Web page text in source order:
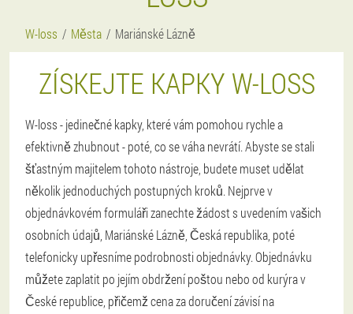
W-loss Města Mariánské Lázně
ZÍSKEJTE KAPKY W-LOSS
W-loss - jedinečné kapky, které vám pomohou rychle a
efektivně zhubnout - poté, co se váha nevrátí. Abyste se stali
šťastným majitelem tohoto nástroje, budete muset udělat
několik jednoduchých postupných kroků. Nejprve v
objednávkovém formuláři zanechte žádost s uvedením vašich
osobních údajů, Mariánské Lázně, Česká republika, poté
telefonicky upřesníme podrobnosti objednávky. Objednávku
můžete zaplatit po jejím obdržení poštou nebo od kurýra v
České republice, přičemž cena za doručení závisí na